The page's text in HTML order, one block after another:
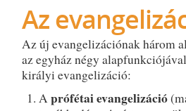
Az
Az új evangelizációnak három
az egyház négy
királyi evangelizáció:
A prófétai evangelizáció